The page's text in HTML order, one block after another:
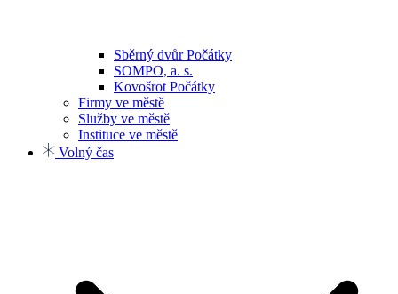
Sběrný dvůr Počátky
SOMPO, a. s.
Kovošrot Počátky
Firmy ve městě
Služby ve městě
Instituce ve městě
Volný čas